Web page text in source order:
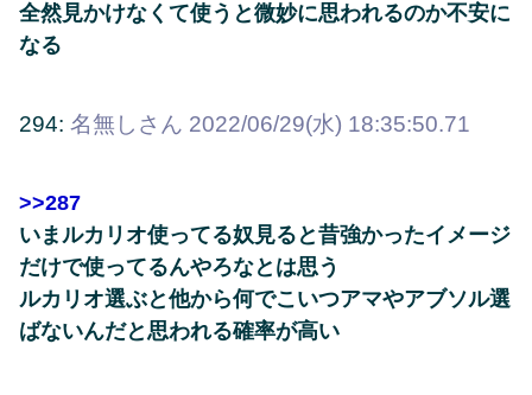
全然見かけなくて使うと微妙に思われるのか不安に
なる
294: 名無しさん 2022/06/29(水) 18:35:50.71
>>287
いまルカリオ使ってる奴見ると昔強かったイメージ
だけで使ってるんやろなとは思う
ルカリオ選ぶと他から何でこいつアマやアブソル選
ばないんだと思われる確率が高い